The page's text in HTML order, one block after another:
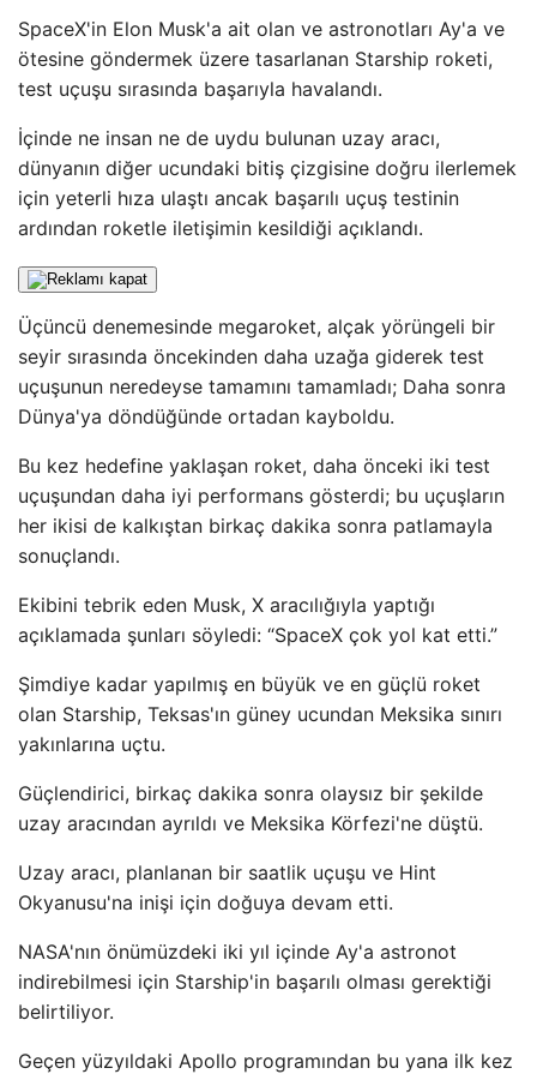
SpaceX'in Elon Musk'a ait olan ve astronotları Ay'a ve
ötesine göndermek üzere tasarlanan Starship roketi,
test uçuşu sırasında başarıyla havalandı.
İçinde ne insan ne de uydu bulunan uzay aracı,
dünyanın diğer ucundaki bitiş çizgisine doğru ilerlemek
için yeterli hıza ulaştı ancak başarılı uçuş testinin
ardından roketle iletişimin kesildiği açıklandı.
Üçüncü denemesinde megaroket, alçak yörüngeli bir
seyir sırasında öncekinden daha uzağa giderek test
uçuşunun neredeyse tamamını tamamladı; Daha sonra
Dünya'ya döndüğünde ortadan kayboldu.
Bu kez hedefine yaklaşan roket, daha önceki iki test
uçuşundan daha iyi performans gösterdi; bu uçuşların
her ikisi de kalkıştan birkaç dakika sonra patlamayla
sonuçlandı.
Ekibini tebrik eden Musk, X aracılığıyla yaptığı
açıklamada şunları söyledi: “SpaceX çok yol kat etti.”
Şimdiye kadar yapılmış en büyük ve en güçlü roket
olan Starship, Teksas'ın güney ucundan Meksika sınırı
yakınlarına uçtu.
Güçlendirici, birkaç dakika sonra olaysız bir şekilde
uzay aracından ayrıldı ve Meksika Körfezi'ne düştü.
Uzay aracı, planlanan bir saatlik uçuşu ve Hint
Okyanusu'na inişi için doğuya devam etti.
NASA'nın önümüzdeki iki yıl içinde Ay'a astronot
indirebilmesi için Starship'in başarılı olması gerektiği
belirtiliyor.
Geçen yüzyıldaki Apollo programından bu yana ilk kez